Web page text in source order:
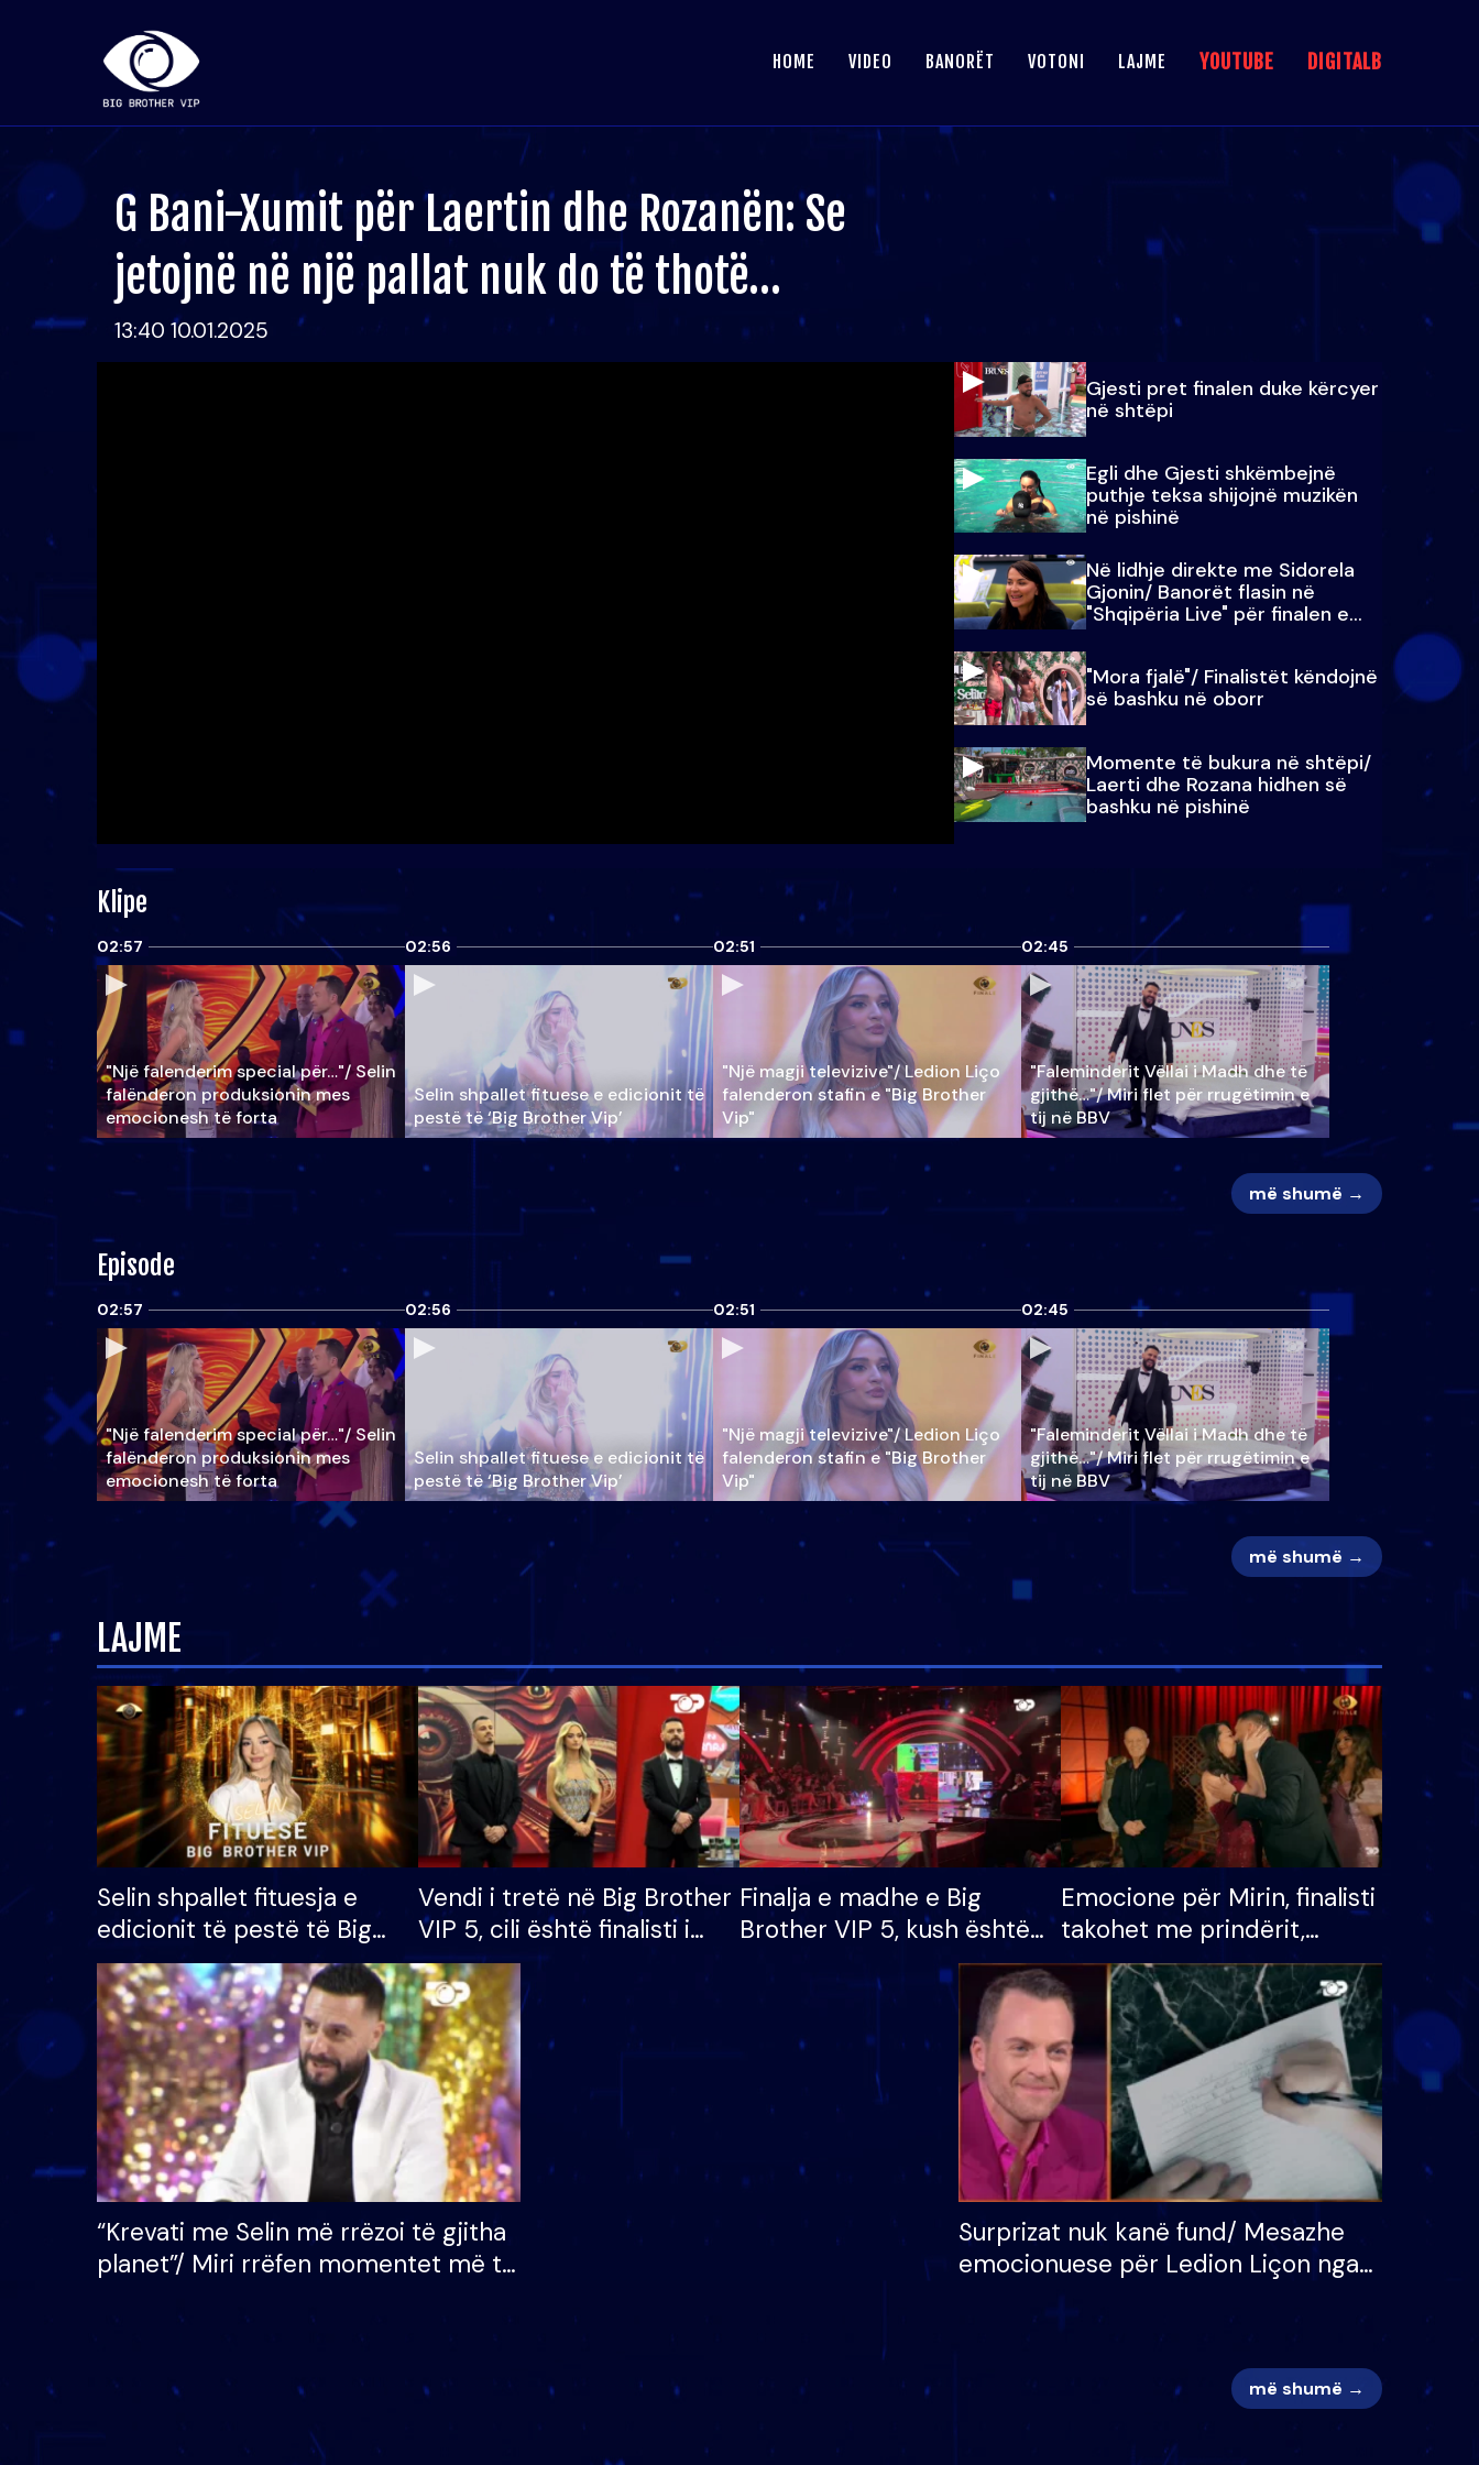
HOME VIDEO BANORËT VOTONI LAJME YOUTUBE DIGITALB
G Bani-Xumit për Laertin dhe Rozanën: Se
jetojnë në një pallat nuk do të thotë…
13:40 10.01.2025
Gjesti pret finalen duke kërcyer
në shtëpi
Egli dhe Gjesti shkëmbejnë
puthje teksa shijojnë muzikën
në pishinë
Në lidhje direkte me Sidorela
Gjonin/ Banorët flasin në
"Shqipëria Live" për finalen e
madhe
"Mora fjalë"/ Finalistët këndojnë
së bashku në oborr
Momente të bukura në shtëpi/
Laerti dhe Rozana hidhen së
bashku në pishinë
Klipe
02:57
"Një falenderim special për…"/ Selin
falënderon produksionin mes
emocionesh të forta
02:56
Selin shpallet fituese e edicionit të
pestë të ‘Big Brother Vip’
02:51
"Një magji televizive"/ Ledion Liço
falenderon stafin e "Big Brother
Vip"
02:45
"Faleminderit Vëllai i Madh dhe të
gjithë…"/ Miri flet për rrugëtimin e
tij në BBV
më shumë →
Episode
02:57
"Një falenderim special për…"/ Selin
falënderon produksionin mes
emocionesh të forta
02:56
Selin shpallet fituese e edicionit të
pestë të ‘Big Brother Vip’
02:51
"Një magji televizive"/ Ledion Liço
falenderon stafin e "Big Brother
Vip"
02:45
"Faleminderit Vëllai i Madh dhe të
gjithë…"/ Miri flet për rrugëtimin e
tij në BBV
më shumë →
LAJME
Selin shpallet fituesja e
edicionit të pestë të Big
Brother VIP, rrëmben
çmimin e madh prej 100
mijë eurosh
Vendi i tretë në Big Brother
VIP 5, cili është finalisti i
radhës që lë shtëpinë
Finalja e madhe e Big
Brother VIP 5, kush është
banori i parë që lë shtëpinë
dhe humb mundësinë për
të fituar çmimin e madh
Emocione për Mirin, finalisti
takohet me prindërit,
vajzën dhe bashkëshorten:
S’kemi ndonjë letër divorci
apo jo?
“Krevati me Selin më rrëzoi të gjitha
planet”/ Miri rrëfen momentet më të
mungojë zilja e mëngjesit kur…
Surprizat nuk kanë fund/ Mesazhe
emocionuese për Ledion Liçon nga
më shumë →